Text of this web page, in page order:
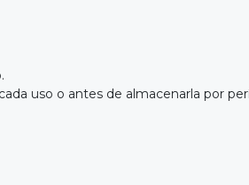
uso o antes de almacenarla por